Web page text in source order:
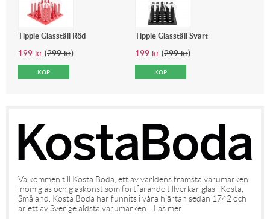
Tipple Glasställ Röd
199 kr (299kr)
Tipple Glasställ Svart
199 kr (299kr)
Välkommen till Kosta Boda, ett av världens främsta varumärken
inom glas och glaskonst som fortfarande tillverkar glas i Kosta,
Småland. Kosta Boda har funnits i våra hjärtan sedan 1742 och
är ett av Sverige äldsta varumärken. Läs mer